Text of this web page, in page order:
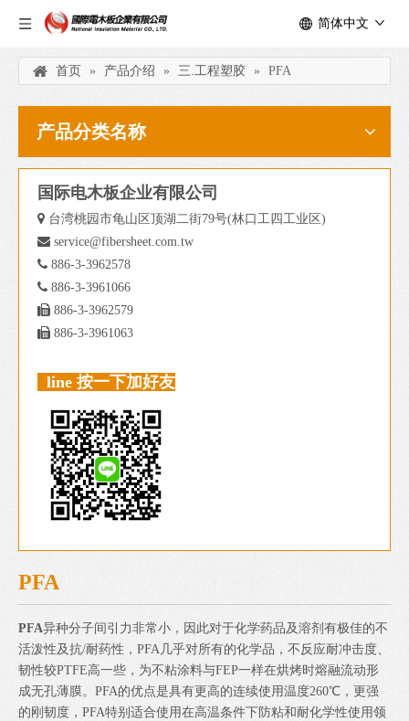
简体中文
首页 » 产品介绍 » 三.工程塑胶 » PFA
产品分类名称
国际电木板企业有限公司
 台湾桃园市龟山区顶湖二街79号(林口工四工业区)
 service@fibersheet.com.tw
 886-3-3962578
 886-3-3961066
 886-3-3962579
 886-3-3961063
line 按一下加好友
PFA
PFA异种分子间引力非常小，因此对于化学药品及溶剂有极佳的不
活泼性及抗/耐药性，PFA几乎对所有的化学品，不反应耐冲击度、
韧性较PTFE高一些，为不粘涂料与FEP一样在烘烤时熔融流动形
成无孔薄膜。PFA的优点是具有更高的连续使用温度260℃，更强
的刚韧度，PFA特别适合使用在高温条件下防粘和耐化学性使用领